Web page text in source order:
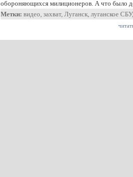
обороняющихся милиционеров. А что было
Метки: видео, захват, Луганск, луганское СБУ